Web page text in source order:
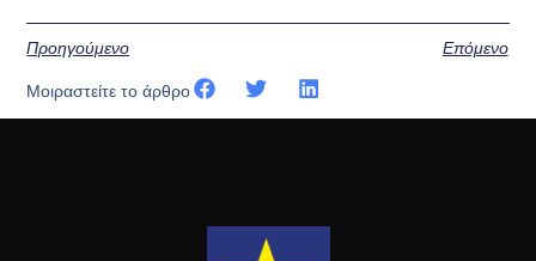
Προηγούμενο
Επόμενο
Μοιραστείτε το άρθρο